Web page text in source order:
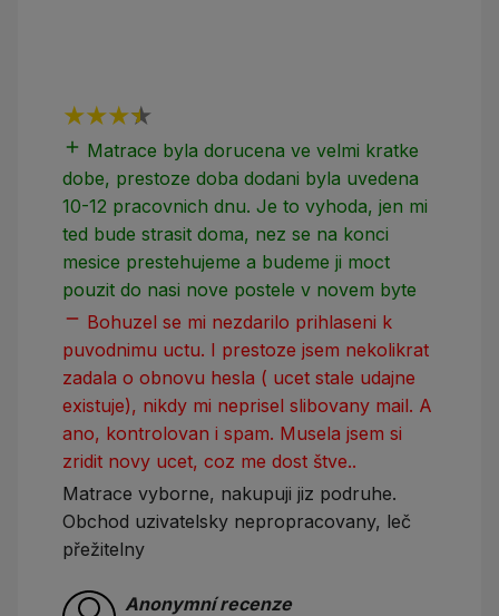
add Matrace byla dorucena ve velmi kratke
dobe, prestoze doba dodani byla uvedena
10-12 pracovnich dnu. Je to vyhoda, jen mi
ted bude strasit doma, nez se na konci
mesice prestehujeme a budeme ji moct
pouzit do nasi nove postele v novem byte
remove Bohuzel se mi nezdarilo prihlaseni k
puvodnimu uctu. I prestoze jsem nekolikrat
zadala o obnovu hesla ( ucet stale udajne
existuje), nikdy mi neprisel slibovany mail. A
ano, kontrolovan i spam. Musela jsem si
zridit novy ucet, coz me dost štve..
Matrace vyborne, nakupuji jiz podruhe.
Obchod uzivatelsky nepropracovany, leč
přežitelny
Anonymní recenze